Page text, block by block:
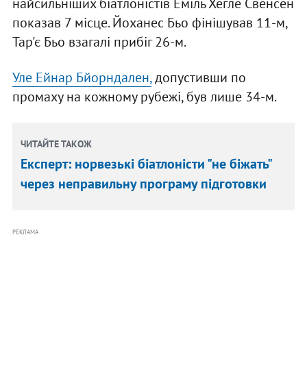
показав 7 місце. Йоханес Бьо фінішував 11-м,
Тар'є Бьо взагалі прибіг 26-м.
Уле Ейнар Бйорндален,допустивши по
промаху на кожному рубежі, був лише 34-м.
ЧИТАЙТЕ ТАКОЖ
Експерт: норвезькі біатлоністи "не біжать"
через неправильну програму підготовки
РЕКЛАМА